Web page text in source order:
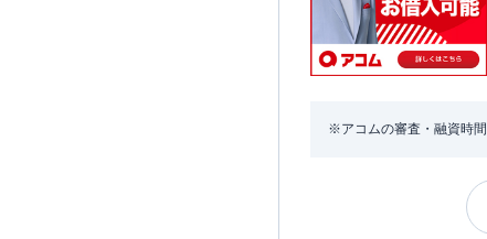
※アコムの審査・融資時